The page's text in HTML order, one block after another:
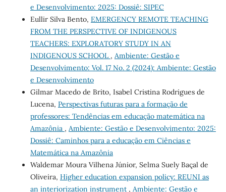
e Desenvolvimento: 2025: Dossiê: SIPEC
Eullir Silva Bento, EMERGENCY REMOTE TEACHING
FROM THE PERSPECTIVE OF INDIGENOUS
TEACHERS: EXPLORATORY STUDY IN AN
INDIGENOUS SCHOOL , Ambiente: Gestão e
Desenvolvimento: Vol. 17 No. 2 (2024): Ambiente: Gestão
e Desenvolvimento
Gilmar Macedo de Brito, Isabel Cristina Rodrigues de
Lucena, Perspectivas futuras para a formação de
professores: Tendências em educação matemática na
Amazônia , Ambiente: Gestão e Desenvolvimento: 2025:
Dossiê: Caminhos para a educação em Ciências e
Matemática na Amazônia
Waldemar Moura Vilhena Júnior, Selma Suely Baçal de
Oliveira, Higher education expansion policy: REUNI as
an interiorization instrument , Ambiente: Gestão e